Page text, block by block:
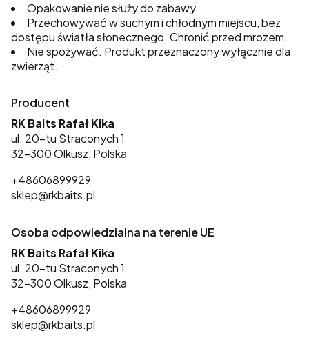
Opakowanie nie służy do zabawy.
Przechowywać w suchym i chłodnym miejscu, bez
dostępu światła słonecznego. Chronić przed mrozem.
Nie spożywać. Produkt przeznaczony wyłącznie dla
zwierząt.
Producent
RK Baits Rafał Kika
ul. 20-tu Straconych 1
32-300 Olkusz, Polska
+48606899929
sklep@rkbaits.pl
Osoba odpowiedzialna na terenie UE
RK Baits Rafał Kika
ul. 20-tu Straconych 1
32-300 Olkusz, Polska
+48606899929
sklep@rkbaits.pl